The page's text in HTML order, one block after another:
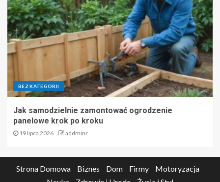
BEZ KATEGORII
Jak samodzielnie zamontować ogrodzenie
panelowe krok po kroku
19 lipca 2026 addminr
Strona Domowa Biznes Dom Firmy
Motoryzacja